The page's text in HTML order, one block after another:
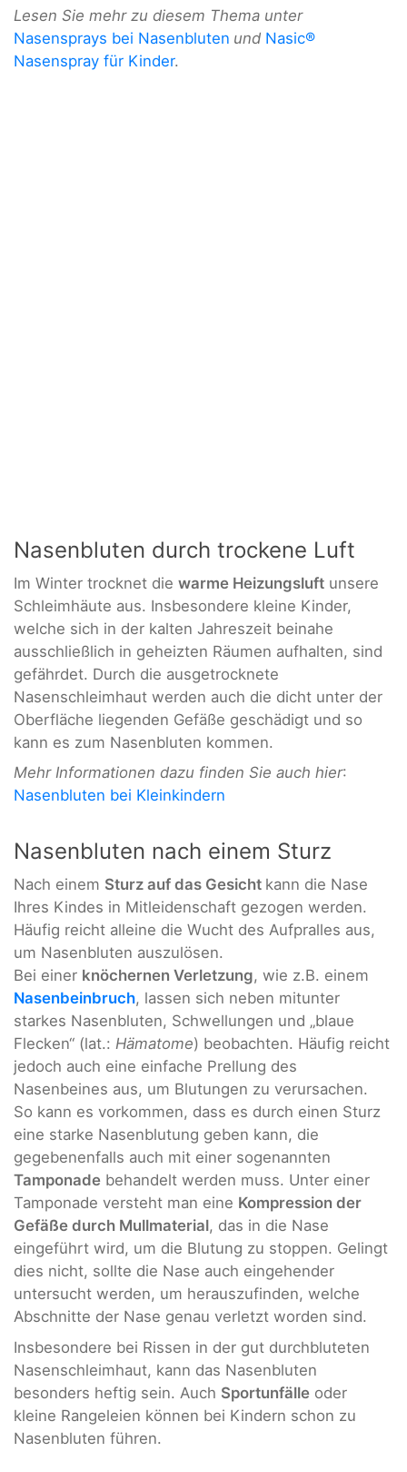
Lesen Sie mehr zu diesem Thema unter
Nasensprays bei Nasenbluten und Nasic®
Nasenspray für Kinder.
Nasenbluten durch trockene Luft
Im Winter trocknet die warme Heizungsluft unsere
Schleimhäute aus. Insbesondere kleine Kinder,
welche sich in der kalten Jahreszeit beinahe
ausschließlich in geheizten Räumen aufhalten, sind
gefährdet. Durch die ausgetrocknete
Nasenschleimhaut werden auch die dicht unter der
Oberfläche liegenden Gefäße geschädigt und so
kann es zum Nasenbluten kommen.
Mehr Informationen dazu finden Sie auch hier:
Nasenbluten bei Kleinkindern
Nasenbluten nach einem Sturz
Nach einem Sturz auf das Gesicht kann die Nase
Ihres Kindes in Mitleidenschaft gezogen werden.
Häufig reicht alleine die Wucht des Aufpralles aus,
um Nasenbluten auszulösen.
Bei einer knöchernen Verletzung, wie z.B. einem
Nasenbeinbruch, lassen sich neben mitunter
starkes Nasenbluten, Schwellungen und „blaue
Flecken“ (lat.: Hämatome) beobachten. Häufig reicht
jedoch auch eine einfache Prellung des
Nasenbeines aus, um Blutungen zu verursachen.
So kann es vorkommen, dass es durch einen Sturz
eine starke Nasenblutung geben kann, die
gegebenenfalls auch mit einer sogenannten
Tamponade behandelt werden muss. Unter einer
Tamponade versteht man eine Kompression der
Gefäße durch Mullmaterial, das in die Nase
eingeführt wird, um die Blutung zu stoppen. Gelingt
dies nicht, sollte die Nase auch eingehender
untersucht werden, um herauszufinden, welche
Abschnitte der Nase genau verletzt worden sind.
Insbesondere bei Rissen in der gut durchbluteten
Nasenschleimhaut, kann das Nasenbluten
besonders heftig sein. Auch Sportunfälle oder
kleine Rangeleien können bei Kindern schon zu
Nasenbluten führen.